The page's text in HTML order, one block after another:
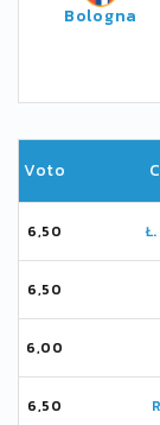
Bologna
Voto
6,50
6,50
6,00
6,50